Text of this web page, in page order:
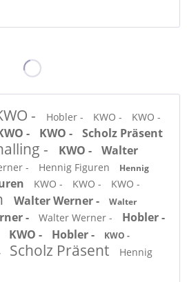
- Hobler - KWO -
KWO -
- KWO - Scholz Präsent
- KWO -
Walter
- Hennig Figuren
Hennig
KWO - KWO - KWO -
Walter Werner -
Walter
- Walter Werner - Hobler -
KWO - Hobler -
KWO -
Scholz Präsent
Hennig